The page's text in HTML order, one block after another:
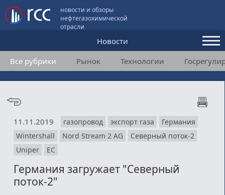
новости и обзоры
нефтегазохимической
отрасли
Новости
Аналитика и мнения
Конференции
Подписка
Пользовательское соглашение
Все рубрики Рынок Технологии
11.11.2019 газопровод экспорт газа
Германия
Wintershall
Nord Stream 2 AG
Северный поток-2
Uniper
ЕС
Германия загружает "Северный
поток-2"